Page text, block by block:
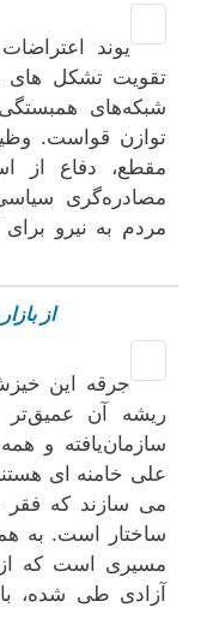
یوند
تقویت تشکل ‌های
شبکه‌‌های
توازن قواست.
مقطع، دفاع از
مصادره‌گری
مردم به نیرو برای
از
ریشه آن
سازمان‌یافته و
علی خامنه ای
می سازند که
ساختار است. به
آزادی طی شده،